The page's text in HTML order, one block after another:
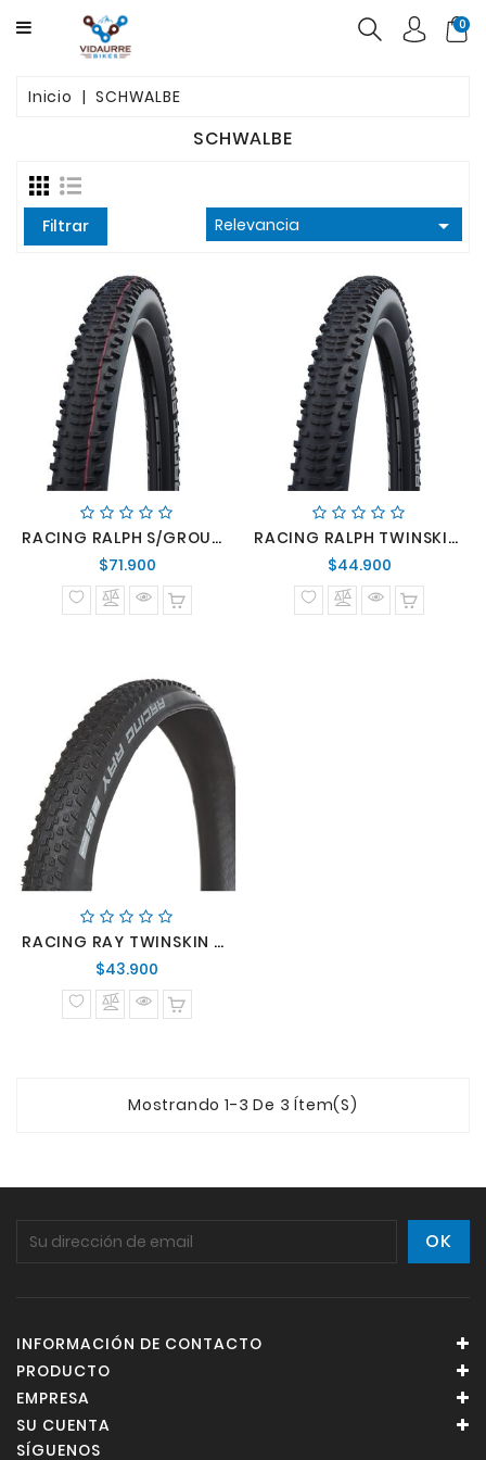
CATEGORY
USADAS
OFERTAS
0
Inicio SCHWALBE
SCHWALBE
Filtrar Relevancia 
RACING RALPH S/GROUND ADDIX SPEED 29X2.25
$71.900Precio
normal
RACING RALPH TWINSKIN TLR ADDIX 29X2.25
$44.900Precio
normal
RACING RAY TWINSKIN TLR ADDIX 29X225
$43.900
normal
Mostrando 1-3 De 3 Ítem(s)
INFORMACIÓN DE CONTACTO
PRODUCTO
EMPRESA
SU CUENTA
SÍGUENOS